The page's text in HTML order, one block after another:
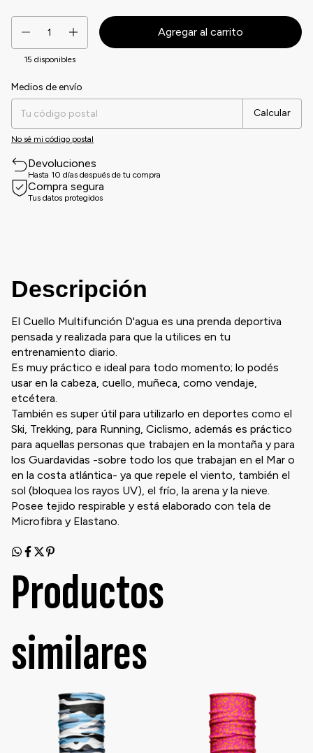
15 disponibles
Entregas para el CP:
Medios de envío
Calcular
No sé mi código postal
Devoluciones
Hasta 10 días después de tu compra
Compra segura
Tus datos protegidos
Descripción
El Cuello Multifunción D'agua es una prenda deportiva
pensada y realizada para que la utilices en tu
entrenamiento diario.
Es muy práctico e ideal para todo momento; lo podés
usar en la cabeza, cuello, muñeca, como vendaje,
etcétera.
También es super útil para utilizarlo en deportes como el
Ski, Trekking, para Running, Ciclismo, además es práctico
para aquellas personas que trabajen en la montaña y para
los Guardavidas -sobre todo los que trabajan en el Mar o
en la costa atlántica- ya que repele el viento, también el
sol (bloquea los rayos UV), el frío, la arena y la nieve.
Posee tejido respirable y está elaborado con tela de
Microfibra y Elastano.
Productos
similares